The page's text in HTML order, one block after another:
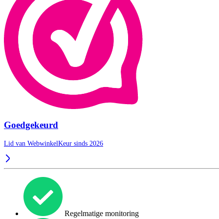
Goedgekeurd
Lid van WebwinkelKeur sinds 2026
Regelmatige monitoring